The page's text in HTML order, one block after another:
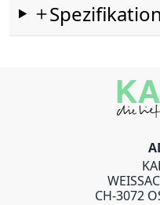
CH-3072